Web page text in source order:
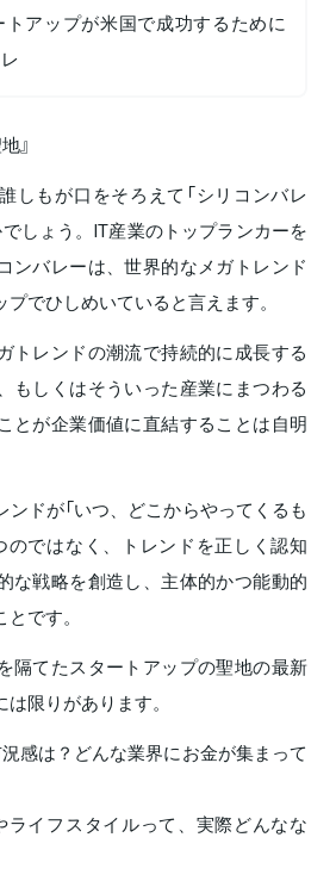
トアップが米国で成功するために
』
しもが口をそろえて「シリコンバレ
しょう。IT産業のトップランカーを
ンバレーは、世界的なメガトレンド
でひしめいていると言えます。
トレンドの潮流で持続的に成長する
もしくはそういった産業にまつわる
とが企業価値に直結することは自明
ドが「いつ、どこからやってくるも
のではなく、トレンドを正しく認知
な戦略を創造し、主体的かつ能動的
です。
隔てたスタートアップの聖地の最新
限りがあります。
況感は？どんな業界にお金が集まって
ライフスタイルって、実際どんなな